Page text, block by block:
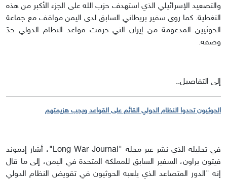
والتصعيد الإسرائيلي الذي استهدف حزب الله على الجزء الأكبر من هذه
التغطية. كما روى سفير بريطاني السابق لدى اليمن مواقف مع جماعة
الحوثيين المدعومة من إيران التي خرقت قواعد النظام الدولي حدَ
وصفه.
إلى التفاصيل..
الحوثيون تحدوا النظام الدولي القائم على القواعد ويجب هزيمتهم
في تحليله الذي نشر عبر مجلة "Long War Journal"، أشار إدموند
فيتون براون، السفير السابق للمملكة المتحدة في اليمن، إلى ما قال
إنه "الدور المتصاعد الذي يلعبه الحوثيون في تقويض النظام الدولي